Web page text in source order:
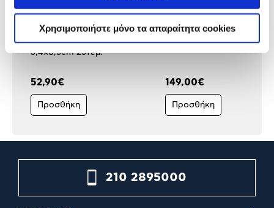
Χρησιμοποιήστε μόνο τα απαραίτητα cookies
Avery Zweckform Ετικέτα
Ονόματος Security με Κλιπ
5,4x8,5cm 25τεμ.
52,90€
Προσθήκη
Dymo Ετικετογράφος Label
Writer 550
149,00€
Προσθήκη
210 2895000